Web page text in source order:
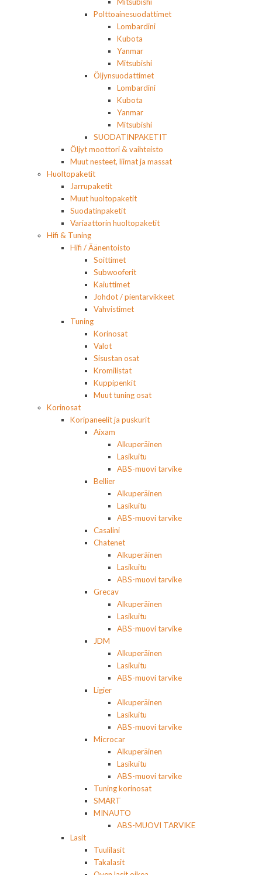
Polttoainesuodattimet
Lombardini
Kubota
Yanmar
Mitsubishi
Öljynsuodattimet
Lombardini
Kubota
Yanmar
Mitsubishi
SUODATINPAKETIT
Öljyt moottori & vaihteisto
Muut nesteet, liimat ja massat
Huoltopaketit
Jarrupaketit
Muut huoltopaketit
Suodatinpaketit
Variaattorin huoltopaketit
Hifi & Tuning
Hifi / Äänentoisto
Soittimet
Subwooferit
Kaiuttimet
Johdot / pientarvikkeet
Vahvistimet
Tuning
Korinosat
Valot
Sisustan osat
Kromilistat
Kuppipenkit
Muut tuning osat
Korinosat
Koripaneelit ja puskurit
Aixam
Alkuperäinen
Lasikuitu
ABS-muovi tarvike
Bellier
Alkuperäinen
Lasikuitu
ABS-muovi tarvike
Casalini
Chatenet
Alkuperäinen
Lasikuitu
ABS-muovi tarvike
Grecav
Alkuperäinen
Lasikuitu
ABS-muovi tarvike
JDM
Alkuperäinen
Lasikuitu
ABS-muovi tarvike
Ligier
Alkuperäinen
Lasikuitu
ABS-muovi tarvike
Microcar
Alkuperäinen
Lasikuitu
ABS-muovi tarvike
Tuning korinosat
SMART
MINAUTO
ABS-MUOVI TARVIKE
Lasit
Tuulilasit
Takalasit